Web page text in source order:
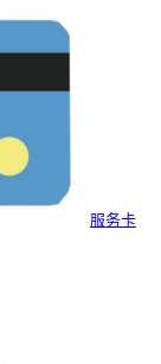
服务卡